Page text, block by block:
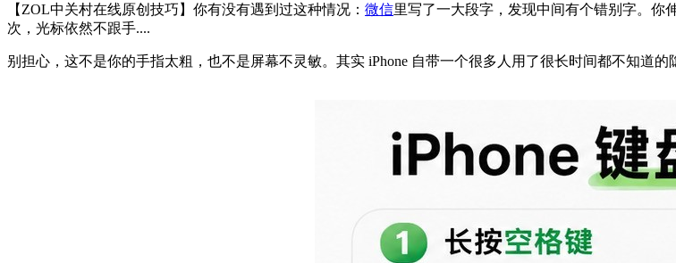
【ZOL中关村在线原创技巧】你有没有遇到过这种情况： 微信里写了一大段字，发现中间有个错别字。你
次，光标依然不跟手....
别担心，这不是你的手指太粗，也不是屏幕不灵敏。其实 iPhone 自带一个很多人用了很长时间都不知道